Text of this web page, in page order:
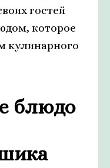
гостей
которое
кулинарного
блюдо